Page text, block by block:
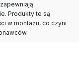
Produkty te są
w montażu, co czyni